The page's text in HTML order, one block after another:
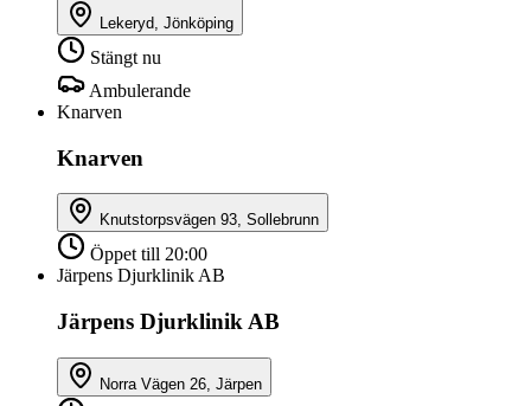
Lekeryd, Jönköping
Stängt nu
Ambulerande
Knarven
Knarven
Knutstorpsvägen 93, Sollebrunn
Öppet till 20:00
Järpens Djurklinik AB
Järpens Djurklinik AB
Norra Vägen 26, Järpen